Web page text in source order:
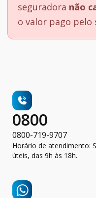
seguradora não
o valor pago pelo
0800
0800-719-9707
Horário de atendimento:
úteis, das 9h às 18h.